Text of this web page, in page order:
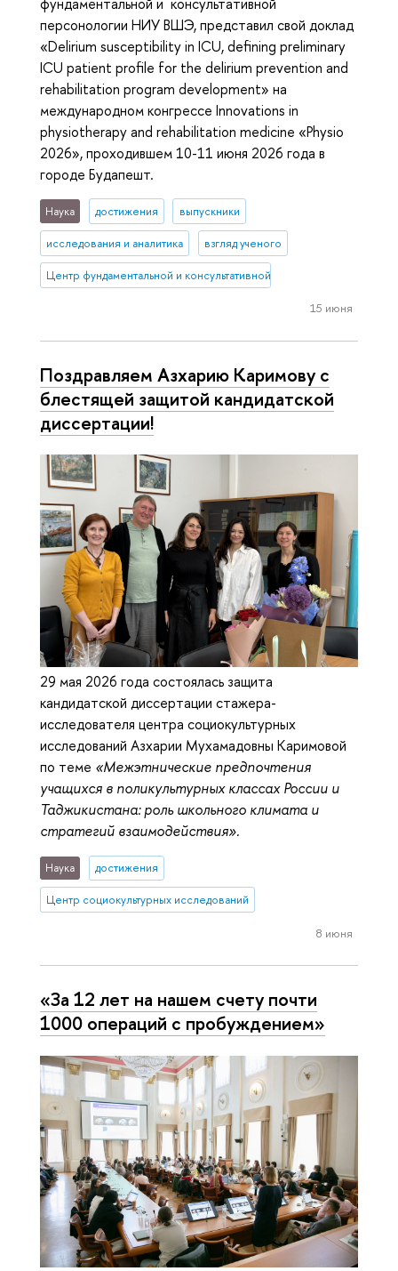
персонологии НИУ ВШЭ, представил свой доклад
«Delirium susceptibility in ICU, defining preliminary
ICU patient profile for the delirium prevention and
rehabilitation program development» на
международном конгрессе Innovations in
physiotherapy and rehabilitation medicine «Physio
2026», проходившем 10-11 июня 2026 года в
городе Будапешт.
Наука достижения выпускники
исследования и аналитика взгляд ученого
Центр фундаментальной и консультативной персонологии
15 июня
Поздравляем Азхарию Каримову с
блестящей защитой кандидатской
диссертации!
29 мая 2026 года состоялась защита
кандидатской диссертации стажера-
исследователя центра социокультурных
исследований Азхарии Мухамадовны Каримовой
по теме «Межэтнические предпочтения
учащихся в поликультурных классах России и
Таджикистана: роль школьного климата и
стратегий взаимодействия».
Наука достижения
Центр социокультурных исследований
8 июня
«За 12 лет на нашем счету почти
1000 операций с пробуждением»